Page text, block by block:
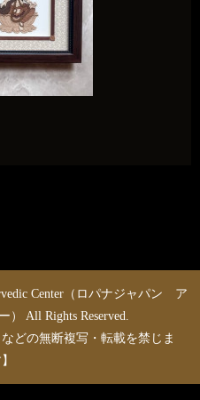
Center（ロパナジャパン ア
） All Rights Reserved.
どの無断複写・転載を禁じま